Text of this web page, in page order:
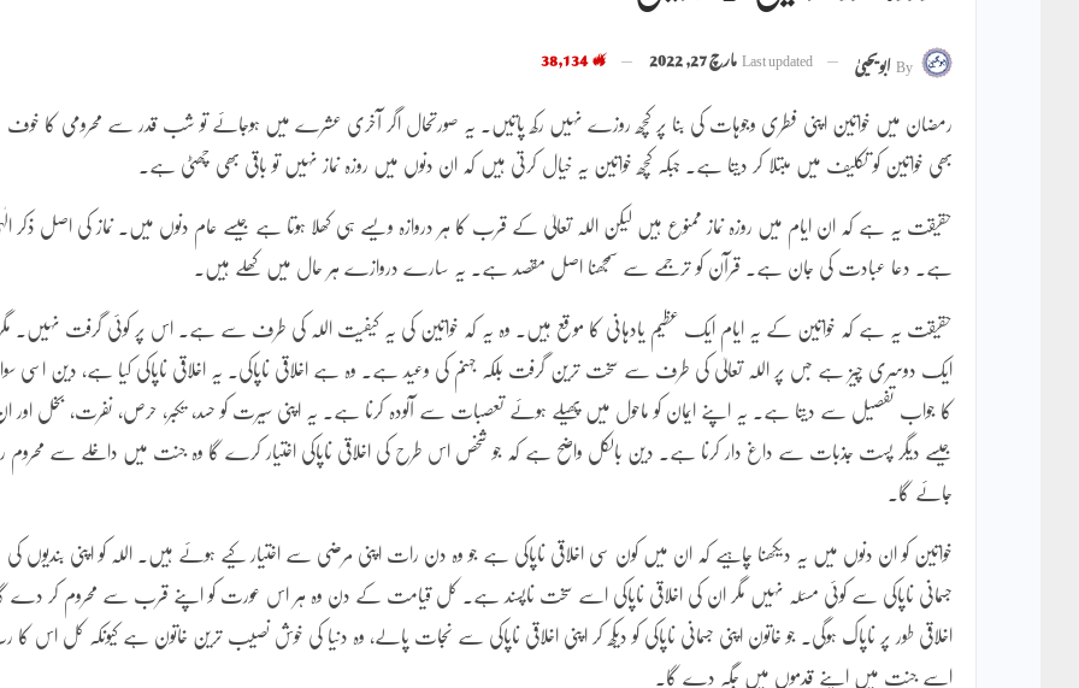
Byابویحییٰ Last updatedمارچ 27, 2022 38,134
رمضان میں خواتین اپنی فطری وجوہات کی بنا پر کچھ روزے نہیں رکھ پاتیں۔ یہ صورتحال اگر آخری عشرے میں ہوجائے تو شب قدر سے محرومی کا خوف
بھی خواتین کو تکلیف میں مبتلا کر دیتا ہے۔ جبکہ کچھ خواتین یہ خیال کرتی ہیں کہ ان دنوں میں روزہ نماز نہیں تو باقی بھی چھٹی ہے۔
حقیقت یہ ہے کہ ان ایام میں روزہ نماز ممنوع ہیں لیکن اللہ تعالیٰ کے قرب کا ہر دروازہ ویسے ہی کھلا ہوتا ہے جیسے عام دنوں میں۔ نماز کی اصل ذکر
ہے۔ دعا عبادت کی جان ہے۔ قرآن کو ترجمے سے سمجھنا اصل مقصد ہے۔ یہ سارے دروازے ہر حال میں کھلے ہیں۔
حقیقت یہ ہے کہ خواتین کے یہ ایام ایک عظیم یادہانی کا موقع ہیں۔ وہ یہ کہ خواتین کی یہ کیفیت اللہ کی طرف سے ہے۔ اس پر کوئی گرفت نہیں۔ مگر
ایک دوسری چیز ہے جس پر اللہ تعالیٰ کی طرف سے سخت ترین گرفت بلکہ جہنم کی وعید ہے۔ وہ ہے اخلاقی ناپاکی۔ یہ اخلاقی ناپاکی کیا ہے، دین اسی
کا جواب تفصیل سے دیتا ہے۔ یہ اپنے ایمان کو ماحول میں پھیلے ہوئے تعصبات سے آلودہ کرنا ہے۔ یہ اپنی سیرت کو حسد، تکبر، حرص، نفرت، بخل اور
جیسے دیگر پست جذبات سے داغ دار کرنا ہے۔ دین بالکل واضح ہے کہ جو شخص اس طرح کی اخلاقی ناپاکی اختیار کرے گا وہ جنت میں داخلے سے محروم
جائے گا۔
خواتین کو ان دنوں میں یہ دیکھنا چاہیے کہ ان میں کون سی اخلاقی ناپاکی ہے جو وہ دن رات اپنی مرضی سے اختیار کیے ہوئے ہیں۔ اللہ کو اپنی بندیوں کی
جسمانی ناپاکی سے کوئی مسئلہ نہیں مگر ان کی اخلاقی ناپاکی اسے سخت ناپسند ہے۔ کل قیامت کے دن وہ ہر اس عورت کو اپنے قرب سے محروم کر دے
اخلاقی طور پر ناپاک ہوگی۔ جو خاتون اپنی جسمانی ناپاکی کو دیکھ کر اپنی اخلاقی ناپاکی سے نجات پالے، وہ دنیا کی خوش نصیب ترین خاتون ہے کیونکہ کل اس کا
اسے جنت میں اپنے قدموں میں جگہ دے گا۔